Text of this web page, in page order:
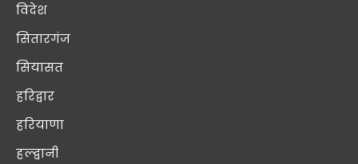
विदेश
सितारगंज
सियासत
हरिद्वार
हरियाणा
हल्द्वानी